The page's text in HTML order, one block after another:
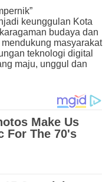
keunggulan Kota
budaya dan
masyarakat
teknologi digital
maju, unggul dan